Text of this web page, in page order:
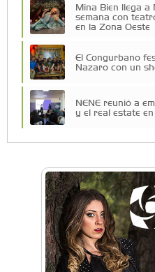
Mina Bien llega
semana con
en la Zona Oeste
El Congurbano
Nazaro con un
NENE reunió a
y el real estate
La primera vez
hizo desde Morón
Mariana Croce:
un
seguridad"